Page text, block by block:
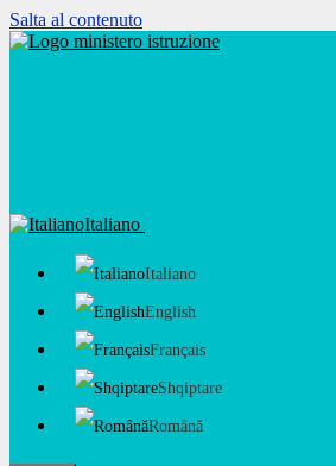
Salta al contenuto
Italiano
Italiano
English
Français
Shqiptare
Română